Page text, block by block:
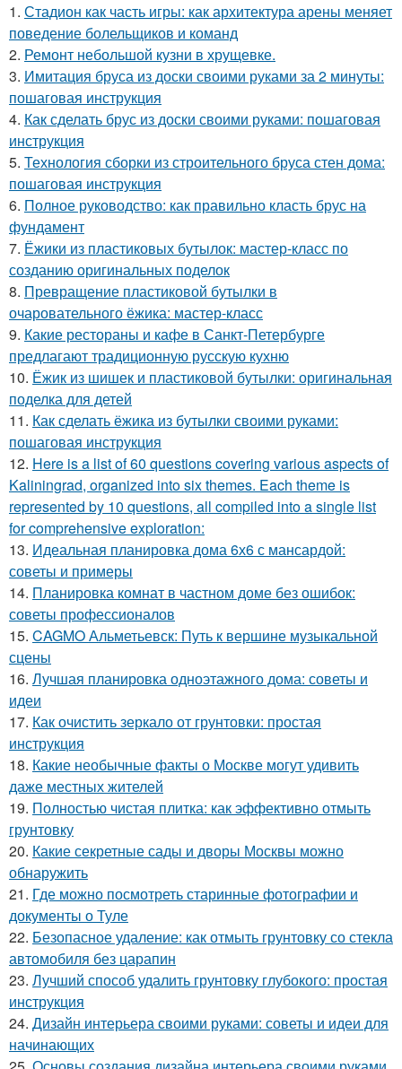
1. Стадион как часть игры: как архитектура арены меняет
поведение болельщиков и команд
2. Ремонт небольшой кузни в хрущевке.
3. Имитация бруса из доски своими руками за 2 минуты:
пошаговая инструкция
4. Как сделать брус из доски своими руками: пошаговая
инструкция
5. Технология сборки из строительного бруса стен дома:
пошаговая инструкция
6. Полное руководство: как правильно класть брус на
фундамент
7. Ёжики из пластиковых бутылок: мастер-класс по
созданию оригинальных поделок
8. Превращение пластиковой бутылки в
очаровательного ёжика: мастер-класс
9. Какие рестораны и кафе в Санкт-Петербурге
предлагают традиционную русскую кухню
10. Ёжик из шишек и пластиковой бутылки: оригинальная
поделка для детей
11. Как сделать ёжика из бутылки своими руками:
пошаговая инструкция
12. Here is a list of 60 questions covering various aspects of
Kaliningrad, organized into six themes. Each theme is
represented by 10 questions, all compiled into a single list
for comprehensive exploration:
13. Идеальная планировка дома 6х6 с мансардой:
советы и примеры
14. Планировка комнат в частном доме без ошибок:
советы профессионалов
15. CAGMO Альметьевск: Путь к вершине музыкальной
сцены
16. Лучшая планировка одноэтажного дома: советы и
идеи
17. Как очистить зеркало от грунтовки: простая
инструкция
18. Какие необычные факты о Москве могут удивить
даже местных жителей
19. Полностью чистая плитка: как эффективно отмыть
грунтовку
20. Какие секретные сады и дворы Москвы можно
обнаружить
21. Где можно посмотреть старинные фотографии и
документы о Туле
22. Безопасное удаление: как отмыть грунтовку со стекла
автомобиля без царапин
23. Лучший способ удалить грунтовку глубокого: простая
инструкция
24. Дизайн интерьера своими руками: советы и идеи для
начинающих